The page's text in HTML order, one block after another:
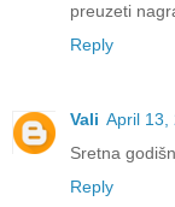
preuzeti
Reply
Vali April 13,
Sretna
Reply